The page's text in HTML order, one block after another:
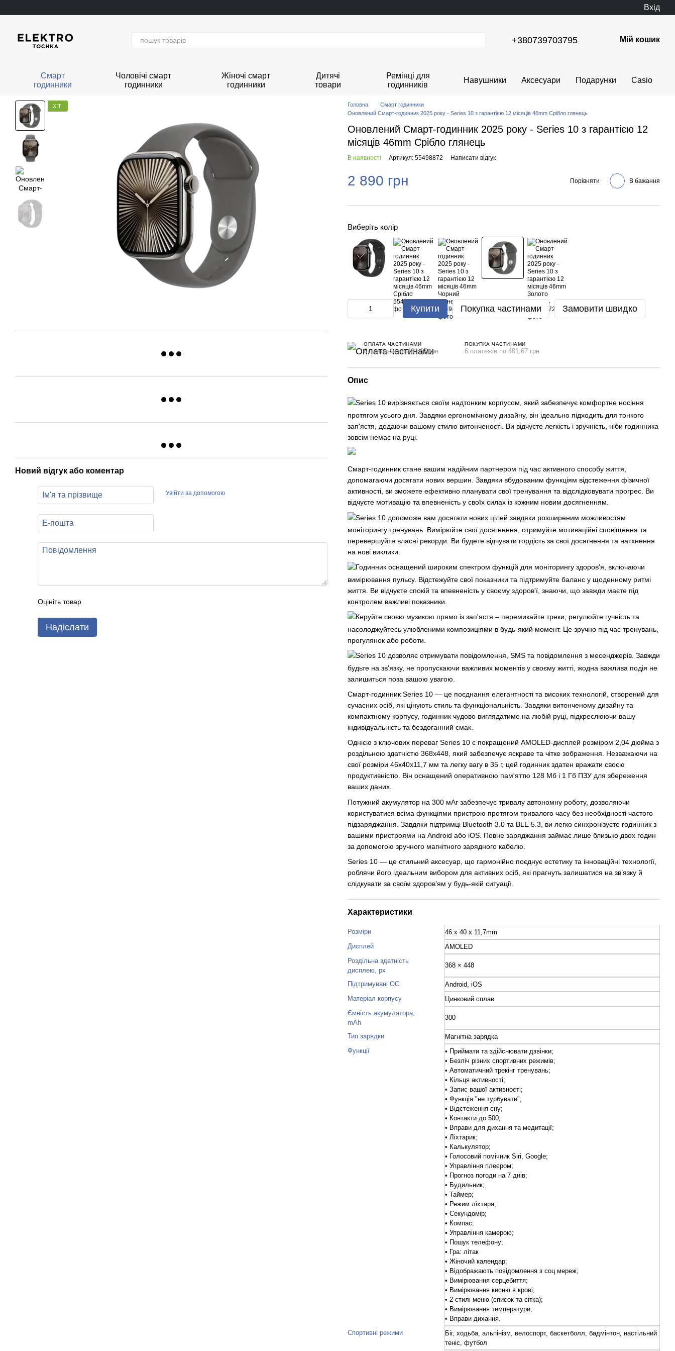
Вхід
+380739703795 Мій кошик
Смарт
годинники
Чоловічі смарт
годинники
Жіночі смарт
годинники
Дитячі
товари
Ремінці для
годинників
Навушники Аксесуари Подарунки Casio
ХІТ
Новий відгук або коментар
Увійти за допомогою
Оцініть товар
Надіслати
Головна
Смарт годинники
Оновлений Смарт-годинник 2025 року - Series 10 з гарантією 12 місяців 46mm Срібло глянець
Оновлений Смарт-годинник 2025 року - Series 10 з гарантією 12
місяців 46mm Срібло глянець
В наявності Артикул: 55498872 Написати відгук
2 890 грн Порівняти В бажання
Виберіть колір
Купити Покупка частинами Замовити швидко
ОПЛАТА ЧАСТИНАМИ
6 платежів по 481.67 грн
ПОКУПКА ЧАСТИНАМИ
6 платежів по 481.67 грн
Опис
Series 10 вирізняється своїм надтонким корпусом, який забезпечує комфортне носіння
протягом усього дня. Завдяки ергономічному дизайну, він ідеально підходить для тонкого
зап'ястя, додаючи вашому стилю витонченості. Ви відчуєте легкість і зручність, ніби годинника
зовсім немає на руці.
Смарт-годинник стане вашим надійним партнером під час активного способу життя,
допомагаючи досягати нових вершин. Завдяки вбудованим функціям відстеження фізичної
активності, ви зможете ефективно планувати свої тренування та відслідковувати прогрес. Ви
відчуєте мотивацію та впевненість у своїх силах із кожним новим досягненням.
Series 10 допоможе вам досягати нових цілей завдяки розширеним можливостям
моніторингу тренувань. Вимірюйте свої досягнення, отримуйте мотиваційні сповіщення та
перевершуйте власні рекорди. Ви будете відчувати гордість за свої досягнення та натхнення
на нові виклики.
Годинник оснащений широким спектром функцій для моніторингу здоров'я, включаючи
вимірювання пульсу. Відстежуйте свої показники та підтримуйте баланс у щоденному ритмі
життя. Ви відчуєте спокій та впевненість у своєму здоров'ї, знаючи, що завжди маєте під
контролем важливі показники.
Керуйте своєю музикою прямо із зап'ястя – перемикайте треки, регулюйте гучність та
насолоджуйтесь улюбленими композиціями в будь-який момент. Це зручно під час тренувань,
прогулянок або роботи.
Series 10 дозволяє отримувати повідомлення, SMS та повідомлення з месенджерів. Завжди
будьте на зв'язку, не пропускаючи важливих моментів у своєму житті, жодна важлива подія не
залишиться поза вашою увагою.
Смарт-годинник Series 10 — це поєднання елегантності та високих технологій, створений для
сучасних осіб, які цінують стиль та функціональність. Завдяки витонченому дизайну та
компактному корпусу, годинник чудово виглядатиме на любій руці, підкреслюючи вашу
індивідуальність та бездоганний смак.
Однією з ключових переваг Series 10 є покращений AMOLED-дисплей розміром 2,04 дюйма з
роздільною здатністю 368x448, який забезпечує яскраве та чітке зображення. Незважаючи на
свої розміри 46x40x11,7 мм та легку вагу в 35 г, цей годинник здатен вражати своєю
продуктивністю. Він оснащений оперативною пам'яттю 128 Мб і 1 Гб ПЗУ для збереження
ваших даних.
Потужний акумулятор на 300 мАг забезпечує тривалу автономну роботу, дозволяючи
користуватися всіма функціями пристрою протягом тривалого часу без необхідності частого
підзаряджання. Завдяки підтримці Bluetooth 3.0 та BLE 5.3, ви легко синхронізуєте годинник з
вашими пристроями на Android або iOS. Повне заряджання займає лише близько двох годин
за допомогою зручного магнітного зарядного кабелю.
Series 10 — це стильний аксесуар, що гармонійно поєднує естетику та інноваційні технології,
роблячи його ідеальним вибором для активних осіб, які прагнуть залишатися на зв’язку й
слідкувати за своїм здоров’ям у будь-якій ситуації.
Характеристики
Розміри
46 x 40 x 11,7mm
Дисплей
AMOLED
Роздільна здатність
дисплею, px
368 × 448
Підтримувані ОС
Android, iOS
Матеріал корпусу
Цинковий сплав
Ємність акумулятора,
mAh
300
Тип зарядки
Магнітна зарядка
Функції
• Приймати та здійснювати дзвінки;
• Безліч різних спортивних режимів;
• Автоматичний трекінг тренувань;
• Кільця активності;
• Запис вашої активності;
• Функція "не турбувати";
• Відстеження сну;
• Контакти до 500;
• Вправи для дихання та медитації;
• Ліхтарик;
• Калькулятор;
• Голосовий помічник Siri, Google;
• Управління плеєром;
• Прогноз погоди на 7 днів;
• Будильник;
• Таймер;
• Режим ліхтаря;
• Секундомір;
• Компас;
• Управління камерою;
• Пошук телефону;
• Гра: літак
• Жіночий календар;
• Відображають повідомлення з соц мереж;
• Вимірювання серцебиття;
• Вимірювання кисню в крові;
• 2 стилі меню (список та сітка);
• Вимірювання температури;
• Вправи дихання.
Спортивні режими
Біг, ходьба, альпінізм, велоспорт, баскетболл, бадмінтон, настільний
теніс, футбол